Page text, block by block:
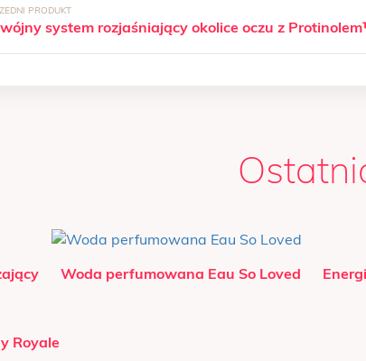
system rozjaśniający okolice oczu z
Woda perfumowana Eau So Loved
Royale